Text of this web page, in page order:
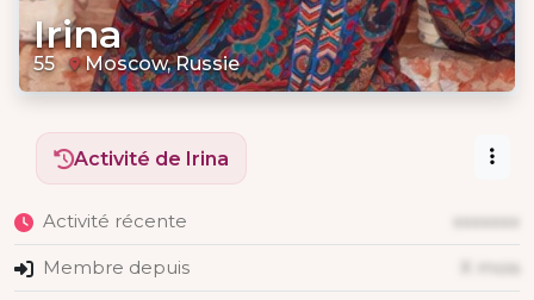
Irina
55 Moscow, Russie
Activité de Irina
Activité récente xxxxxxx
Membre depuis X mois